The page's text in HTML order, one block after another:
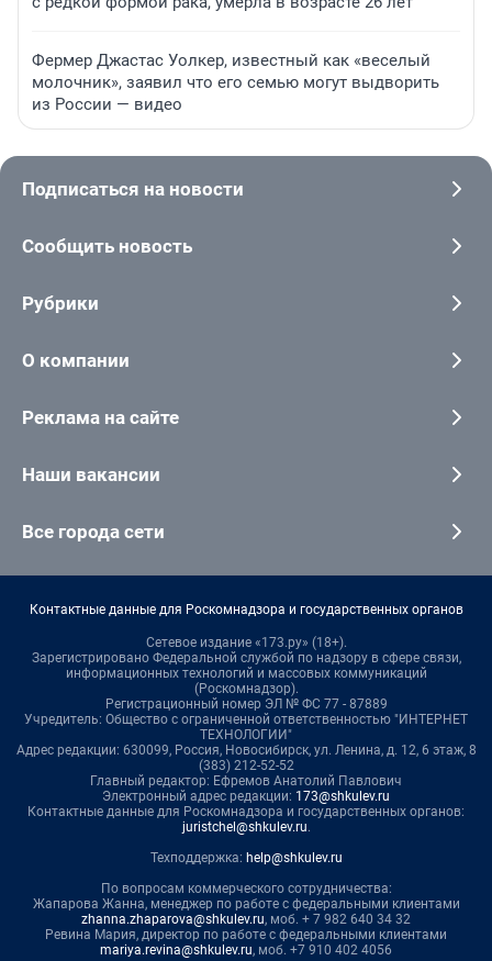
Фермер Джастас Уолкер, известный как «веселый
молочник», заявил что его семью могут выдворить
из России — видео
Подписаться на новости
Сообщить новость
Рубрики
О компании
Реклама на сайте
Наши вакансии
Все города сети
Контактные данные для Роскомнадзора и государственных органов
Сетевое издание «173.ру» (18+).
Зарегистрировано Федеральной службой по надзору в сфере связи,
информационных технологий и массовых коммуникаций
(Роскомнадзор).
Регистрационный номер ЭЛ № ФС 77 - 87889
Учредитель: Общество с ограниченной ответственностью "ИНТЕРНЕТ
ТЕХНОЛОГИИ"
Адрес редакции: 630099, Россия, Новосибирск, ул. Ленина, д. 12, 6 этаж, 8
(383) 212-52-52
Главный редактор: Ефремов Анатолий Павлович
Электронный адрес редакции: 173@shkulev.ru
Контактные данные для Роскомнадзора и государственных органов:
juristchel@shkulev.ru.
Техподдержка: help@shkulev.ru
По вопросам коммерческого сотрудничества:
Жапарова Жанна, менеджер по работе с федеральными клиентами
zhanna.zhaparova@shkulev.ru, моб. + 7 982 640 34 32
Ревина Мария, директор по работе с федеральными клиентами
mariya.revina@shkulev.ru, моб. +7 910 402 4056